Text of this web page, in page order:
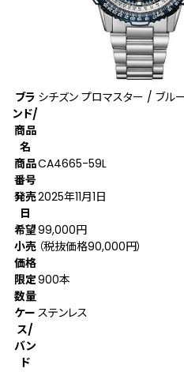
ブラ
ンド/
商品
名
シチズン プロマスター / ブル
商品
番号
CA4665-59L
発売
日
2025年11月1日
希望
小売
価格
99,000円
（税抜価格90,000円）
限定
数量
900本
ケー
ス/
バン
ド
ステンレス